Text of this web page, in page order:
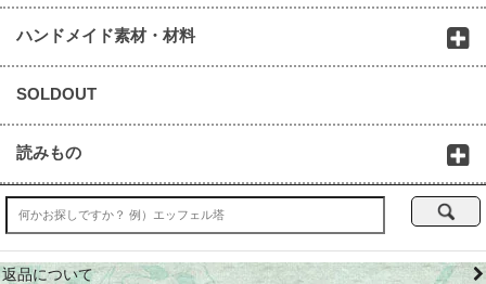
ハンドメイド素材・材料
SOLDOUT
読みもの
返品について